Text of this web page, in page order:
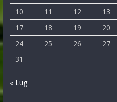
10
11 12 13
17
18 19 20
24
25 26 27
31
« Lug